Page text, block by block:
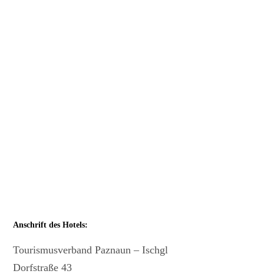
Anschrift des Hotels:
Tourismusverband Paznaun – Ischgl
Dorfstraße 43